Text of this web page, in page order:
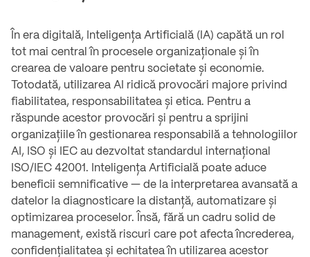
În era digitală, Inteligența Artificială (IA) capătă un rol
tot mai central în procesele organizaționale și în
crearea de valoare pentru societate și economie.
Totodată, utilizarea AI ridică provocări majore privind
fiabilitatea, responsabilitatea și etica. Pentru a
răspunde acestor provocări și pentru a sprijini
organizațiile în gestionarea responsabilă a tehnologiilor
AI, ISO și IEC au dezvoltat standardul internațional
ISO/IEC 42001. Inteligența Artificială poate aduce
beneficii semnificative — de la interpretarea avansată a
datelor la diagnosticare la distanță, automatizare și
optimizarea proceselor. Însă, fără un cadru solid de
management, există riscuri care pot afecta încrederea,
confidențialitatea și echitatea în utilizarea acestor